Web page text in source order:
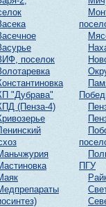
поселок
"Дубрава"
(Пенза-4)
ПГУ